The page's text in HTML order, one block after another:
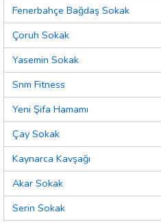
Fenerbahçe Bağdaş Sokak
Çoruh Sokak
Yasemin Sokak
Snm Fitness
Yeni Şifa Hamamı
Çay Sokak
Kaynarca Kavşağı
Akar Sokak
Serin Sokak